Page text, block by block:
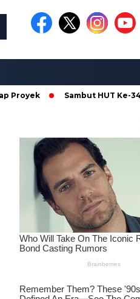
Sambut HUT Ke-344,